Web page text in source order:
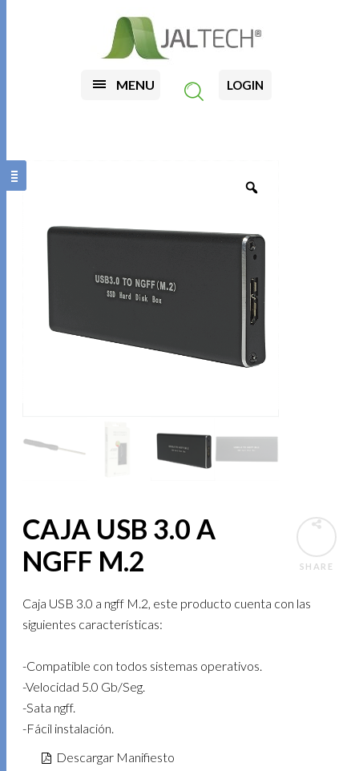
MENU LOGIN
SHARE
CAJA USB 3.0 A
NGFF M.2
Caja USB 3.0 a ngff M.2, este producto cuenta con las
siguientes características:
-Compatible con todos sistemas operativos.
-Velocidad 5.0 Gb/Seg.
-Sata ngff.
-Fácil instalación.
Descargar Manifiesto